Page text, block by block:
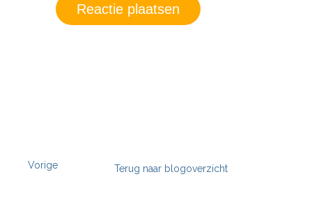
Vorige Terug naar blogoverzicht